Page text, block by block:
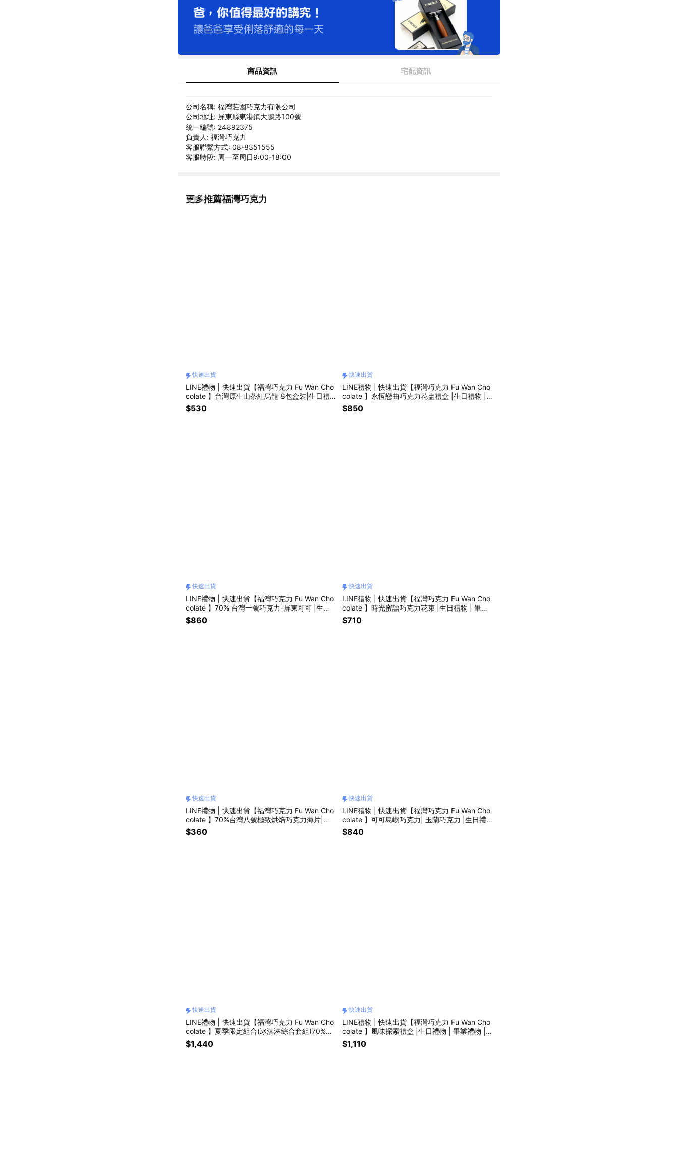
商品資訊 宅配資訊
公司名稱: 福灣莊園巧克力有限公司
公司地址: 屏東縣東港鎮大鵬路100號
統一編號: 24892375
負責人: 福灣巧克力
客服聯繫方式: 08-8351555
客服時段: 周一至周日9:00-18:00
更多推薦福灣巧克力
看更多
快速出貨
LINE禮物 | 快速出貨【福灣巧克力 Fu Wan Cho
colate 】台灣原生山茶紅烏龍 8包盒裝|生日禮
物 | 畢業禮物 | 情人節禮物
$530
快速出貨
LINE禮物 | 快速出貨【福灣巧克力 Fu Wan Cho
colate 】永恆戀曲巧克力花盅禮盒 |生日禮物 |
畢業禮物 | 情人節禮物
$850
快速出貨
LINE禮物 | 快速出貨【福灣巧克力 Fu Wan Cho
colate 】70% 台灣一號巧克力-屏東可可 |生日
禮物 | 畢業禮物 | 情人節禮物
$860
快速出貨
LINE禮物 | 快速出貨【福灣巧克力 Fu Wan Cho
colate 】時光蜜語巧克力花束 |生日禮物 | 畢業
禮物 | 情人節禮物
$710
快速出貨
LINE禮物 | 快速出貨【福灣巧克力 Fu Wan Cho
colate 】70%台灣八號極致烘焙巧克力薄片|生
日禮物 | 畢業禮物 | 情人節禮物
$360
快速出貨
LINE禮物 | 快速出貨【福灣巧克力 Fu Wan Cho
colate 】可可島嶼巧克力| 玉蘭巧克力 |生日禮
物 | 畢業禮物 | 情人節禮物
$840
快速出貨
LINE禮物 | 快速出貨【福灣巧克力 Fu Wan Cho
colate 】夏季限定組合(冰淇淋綜合套組(70%+1
00%)+70%台灣一號屏東生巧克力) 母親節禮物
| 生日禮物 | 情人節禮物
$1,440
快速出貨
LINE禮物 | 快速出貨【福灣巧克力 Fu Wan Cho
colate 】風味探索禮盒 |生日禮物 | 畢業禮物 |
情人節禮物
$1,110